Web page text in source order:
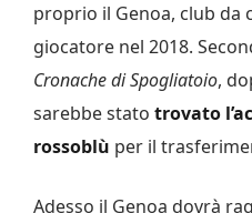
proprio il Genoa, club da
giocatore nel 2018.
Cronache di Spogliatoio,
sarebbe stato trovato
rossoblù per il
Adesso il Genoa dovrà